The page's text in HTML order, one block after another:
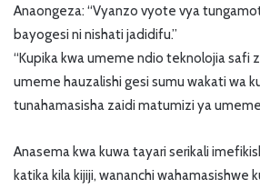
Anaongeza: “Vyanzo vyote vya
bayogesi ni nishati jadidifu.”
“Kupika kwa umeme ndio teknolojia safi
umeme hauzalishi gesi sumu wakati wa
tunahamasisha zaidi matumizi ya
Anasema kwa kuwa tayari serikali
katika kila kijiji, wananchi wahamasishwe